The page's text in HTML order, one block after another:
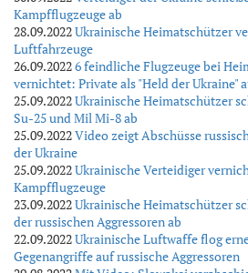
Kampfflugzeuge ab
28.09.2022Ukrainische Heimatschützer
Luftfahrzeuge
26.09.20226 feindliche Flugzeuge bei
vernichtet: Private als "Held der Ukraine"
25.09.2022Ukrainische Heimatschützer
Su-25 und Mil Mi-8 ab
25.09.2022Video zeigt Abschüsse
der Ukraine
25.09.2022Ukrainische Verteidiger
Kampfflugzeuge
23.09.2022Ukrainische Heimatschützer
der russischen Aggressoren ab
22.09.2022Ukrainische Luftwaffe flog
Gegenangriffe auf russische Aggressoren